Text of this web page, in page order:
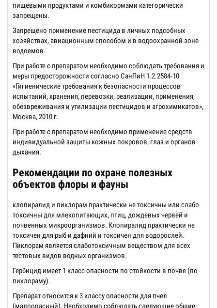
пищевыми продуктами и комбикормами категорически
запрещены.
Запрещено применение пестицида в личных подсобных
хозяйствах, авиационным способом и в водоохранной зоне
водоемов.
При работе с препаратом необходимо соблюдать требования и
меры предосторожности согласно СанПиН 1.2.2584-10
«Гигиенические требования к безопасности процессов
испытаний, хранения, перевозки, реализации, применения,
обезвреживания и утилизации пестицидов и агрохимикатов»,
Москва, 2010 г.
При работе с препаратом необходимо применение средств
индивидуальной защиты кожных покровов, глаз и органов
дыхания.
Рекомендации по охране полезных
объектов флоры и фауны
клопиралид и пиклорам практически не токсичны или слабо
токсичны для млекопитающих, птиц, дождевых червей и
почвенных микроорганизмов. Клопиралид практически не
токсичен для рыб и дафний и токсичен для водорослей.
Пиклорам является слаботоксичным веществом для всех
тестовых видов водных организмов.
Гербицид имеет 1 класс опасности по стойкости в почве (по
пиклораму).
Препарат относится к 3 классу опасности для пчел
(малоопасный). Необходимо соблюдать следующие общие